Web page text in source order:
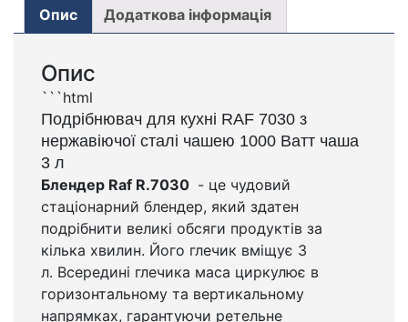
Опис Додаткова інформація
Опис
```html
Подрібнювач для кухні RAF 7030 з
нержавіючої сталі чашею 1000 Ватт чаша
3 л
Блендер Raf R.7030 - це чудовий
стаціонарний блендер, який здатен
подрібнити великі обсяги продуктів за
кілька хвилин. Його глечик вміщує 3
л. Всередині глечика маса циркулює в
горизонтальному та вертикальному
напрямках, гарантуючи ретельне